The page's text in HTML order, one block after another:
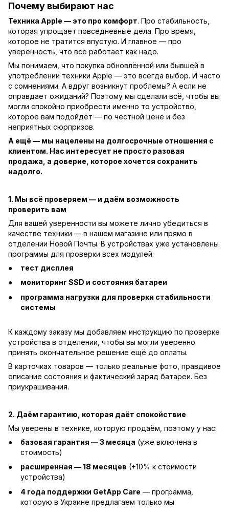
Почему выбирают нас
Техника Apple — это про комфорт. Про стабильность,
которая упрощает повседневные дела. Про время,
которое не тратится впустую. И главное — про
уверенность, что всё работает как надо.
Мы понимаем, что покупка обновлённой или бывшей в
употреблении техники Apple — это всегда выбор. И часто
с сомнениями. А вдруг возникнут проблемы? А если не
оправдает ожиданий? Поэтому мы сделали всё, чтобы вы
могли спокойно приобрести именно то устройство,
которое вам подойдёт — по честной цене и без
неприятных сюрпризов.
А ещё — мы нацелены на долгосрочные отношения с
клиентом. Нас интересует не просто разовая
продажа, а доверие, которое хочется сохранить
надолго.
1. Мы всё проверяем — и даём возможность
проверить вам
Для вашей уверенности вы можете лично убедиться в
качестве техники — в нашем магазине или прямо в
отделении Новой Почты. В устройствах уже установлены
программы для проверки всех модулей:
тест дисплея
мониторинг SSD и состояния батареи
программа нагрузки для проверки стабильности
системы
К каждому заказу мы добавляем инструкцию по проверке
устройства в отделении, чтобы вы могли уверенно
принять окончательное решение ещё до оплаты.
В карточках товаров — только реальные фото, правдивое
описание состояния и фактический заряд батареи. Без
приукрашивания.
2. Даём гарантию, которая даёт спокойствие
Мы уверены в технике, которую продаём, поэтому у нас:
базовая гарантия — 3 месяца (уже включена в
стоимость)
расширенная — 18 месяцев (+10% к стоимости
устройства)
4 года поддержки GetApp Care — программа,
которую в Украине предлагаем только мы